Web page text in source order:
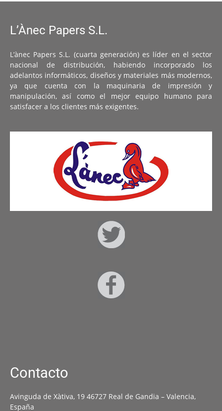
L’Ànec Papers S.L.
L’ànec Papers S.L. (cuarta generación) es líder en el sector
nacional de distribución, habiendo incorporado los
adelantos informáticos, diseños y materiales más modernos,
ya que cuenta con la maquinaria de impresión y
manipulación, así como el mejor equipo humano para
satisfacer a los clientes más exigentes.
Contacto
Avinguda de Xàtiva, 19 46727 Real de Gandia – Valencia,
España